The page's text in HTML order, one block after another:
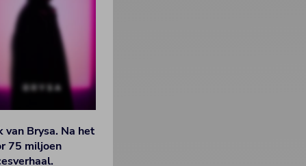
Brysa. Na het
75 miljoen